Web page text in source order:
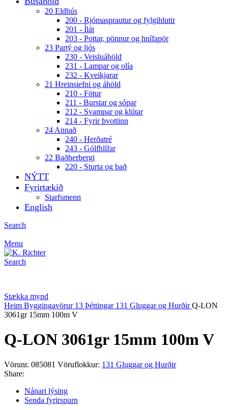
20 Eldhús
200 - Rjómasprautur og fylgihlutir
201 - Ílát
203 - Pottar, pönnur og hnífapör
23 Partý og ljós
230 - Veisluáhöld
231 - Lampar og olía
232 - Kveikjarar
21 Hreinsiefni og áhöld
210 - Fötur
211 - Burstar og sópar
212 - Svampar og klútar
214 - Fyrir þvottinn
24 Annað
240 - Herðatré
243 - Gólfhlífar
22 Baðherbergi
220 - Sturta og bað
NÝTT
Fyrirtækið
Starfsmenn
English
Search
Menu
Search
Stækka mynd
Heim Byggingavörur 13 Þéttingar 131 Gluggar og HurðirQ-LON
3061gr 15mm 100m V
Q-LON 3061gr 15mm 100m V
Vörunr. 085081 Vöruflokkur: 131 Gluggar og Hurðir
Share:
Nánari lýsing
Senda fyrirspurn